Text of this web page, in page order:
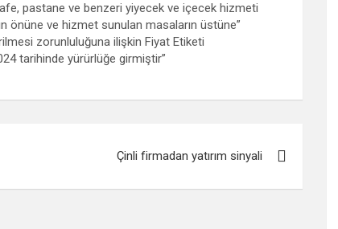
pastane ve benzeri yiyecek ve içecek hizmeti
önüne ve hizmet sunulan masaların üstüne”
zorunluluğuna ilişkin Fiyat Etiketi
tarihinde yürürlüğe girmiştir”
Çinli firmadan yatırım sinyali